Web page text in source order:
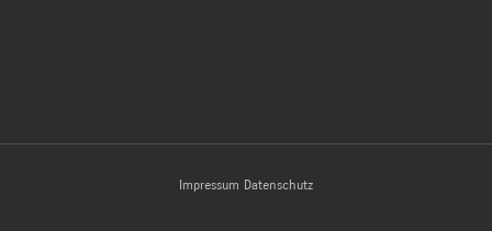
Impressum Datenschutz